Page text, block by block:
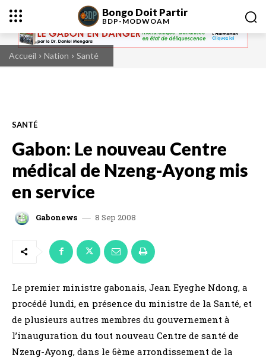
Bongo Doit Partir
BDP-MODWOAM
Accueil Nation Santé
SANTÉ
Gabon: Le nouveau Centre
médical de Nzeng-Ayong mis
en service
Gabonews 8 Sep 2008
Le premier ministre gabonais, Jean Eyeghe Ndong, a
procédé lundi, en présence du ministre de la Santé, et
de plusieurs autres membres du gouvernement à
l’inauguration du tout nouveau Centre de santé de
Nzeng-Ayong, dans le 6ème arrondissement de la